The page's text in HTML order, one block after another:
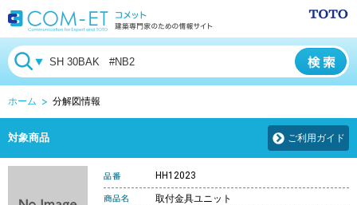
ホーム 分解図情報
対象商品 ご利用ガイド
HH12023
取付金具ユニット